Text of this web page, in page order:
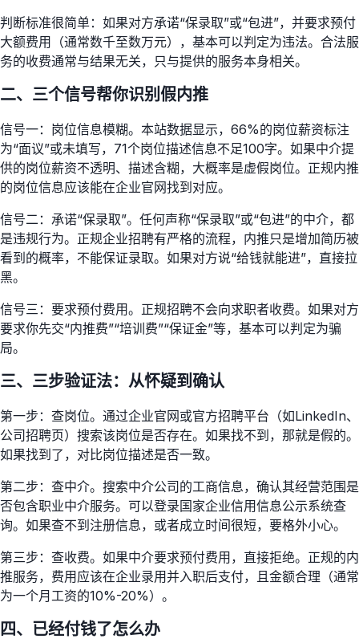
判断标准很简单：如果对方承诺“保录取”或“包进”，并要求预付
大额费用（通常数千至数万元），基本可以判定为违法。合法服
务的收费通常与结果无关，只与提供的服务本身相关。
二、三个信号帮你识别假内推
信号一：岗位信息模糊。本站数据显示，66%的岗位薪资标注
为“面议”或未填写，71个岗位描述信息不足100字。如果中介提
供的岗位薪资不透明、描述含糊，大概率是虚假岗位。正规内推
的岗位信息应该能在企业官网找到对应。
信号二：承诺“保录取”。任何声称“保录取”或“包进”的中介，都
是违规行为。正规企业招聘有严格的流程，内推只是增加简历被
看到的概率，不能保证录取。如果对方说“给钱就能进”，直接拉
黑。
信号三：要求预付费用。正规招聘不会向求职者收费。如果对方
要求你先交“内推费”“培训费”“保证金”等，基本可以判定为骗
局。
三、三步验证法：从怀疑到确认
第一步：查岗位。通过企业官网或官方招聘平台（如LinkedIn、
公司招聘页）搜索该岗位是否存在。如果找不到，那就是假的。
如果找到了，对比岗位描述是否一致。
第二步：查中介。搜索中介公司的工商信息，确认其经营范围是
否包含职业中介服务。可以登录国家企业信用信息公示系统查
询。如果查不到注册信息，或者成立时间很短，要格外小心。
第三步：查收费。如果中介要求预付费用，直接拒绝。正规的内
推服务，费用应该在企业录用并入职后支付，且金额合理（通常
为一个月工资的10%-20%）。
四、已经付钱了怎么办